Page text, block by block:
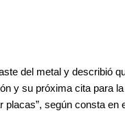
del metal y describió
y su próxima cita para
placas”, según consta en